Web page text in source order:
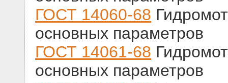
ГОСТ 14060-68
основных параметров
ГОСТ 14061-68
основных параметров